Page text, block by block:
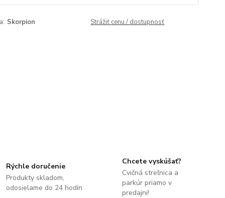
Skorpion Strážiť cenu / dostupnosť
Rýchle doručenie
Produkty skladom,
odosielame do 24 hodín
Chcete vyskúšať?
Cvičná streľnica a
parkúr priamo v
predajni!